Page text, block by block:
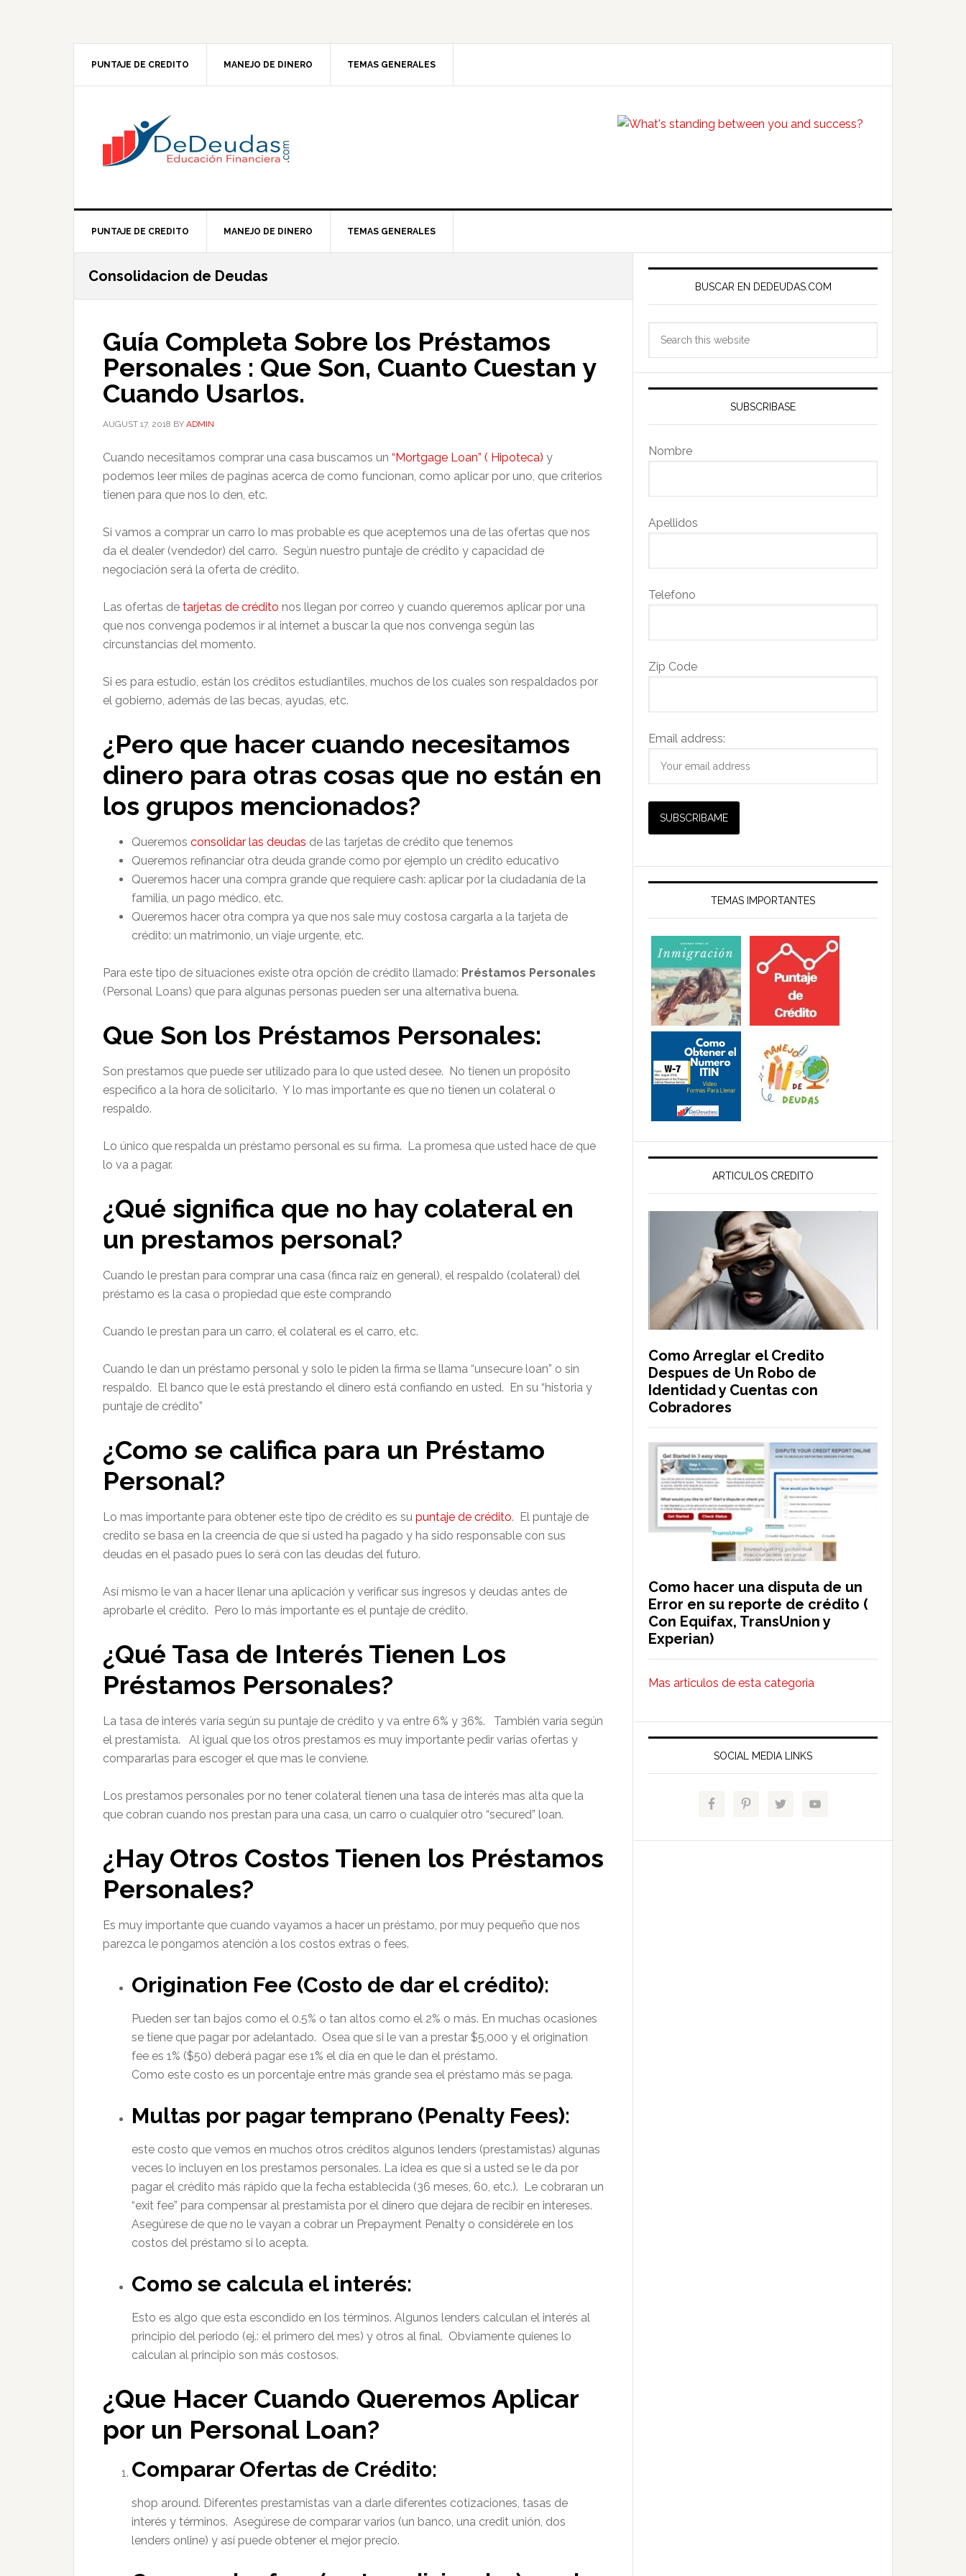
PUNTAJE DE CREDITO MANEJO DE DINERO TEMAS GENERALES
PUNTAJE DE CREDITO MANEJO DE DINERO TEMAS GENERALES
Consolidacion de Deudas
Guía Completa Sobre los Préstamos
Personales : Que Son, Cuanto Cuestan y
Cuando Usarlos.
AUGUST 17, 2018 BY ADMIN
Cuando necesitamos comprar una casa buscamos un “Mortgage Loan” ( Hipoteca) y
podemos leer miles de paginas acerca de como funcionan, como aplicar por uno, que criterios
tienen para que nos lo den, etc.
Si vamos a comprar un carro lo mas probable es que aceptemos una de las ofertas que nos
da el dealer (vendedor) del carro. Según nuestro puntaje de crédito y capacidad de
negociación será la oferta de crédito.
Las ofertas de tarjetas de crédito nos llegan por correo y cuando queremos aplicar por una
que nos convenga podemos ir al internet a buscar la que nos convenga según las
circunstancias del momento.
Si es para estudio, están los créditos estudiantiles, muchos de los cuales son respaldados por
el gobierno, además de las becas, ayudas, etc.
¿Pero que hacer cuando necesitamos
dinero para otras cosas que no están en
los grupos mencionados?
Queremos consolidar las deudas de las tarjetas de crédito que tenemos
Queremos refinanciar otra deuda grande como por ejemplo un crédito educativo
Queremos hacer una compra grande que requiere cash: aplicar por la ciudadanía de la
familia, un pago médico, etc.
Queremos hacer otra compra ya que nos sale muy costosa cargarla a la tarjeta de
crédito: un matrimonio, un viaje urgente, etc.
Para este tipo de situaciones existe otra opción de crédito llamado: Préstamos Personales
(Personal Loans) que para algunas personas pueden ser una alternativa buena.
Que Son los Préstamos Personales:
Son prestamos que puede ser utilizado para lo que usted desee. No tienen un propósito
especifico a la hora de solicitarlo. Y lo mas importante es que no tienen un colateral o
respaldo.
Lo único que respalda un préstamo personal es su firma. La promesa que usted hace de que
lo va a pagar.
¿Qué significa que no hay colateral en
un prestamos personal?
Cuando le prestan para comprar una casa (finca raíz en general), el respaldo (colateral) del
préstamo es la casa o propiedad que este comprando
Cuando le prestan para un carro, el colateral es el carro, etc.
Cuando le dan un préstamo personal y solo le piden la firma se llama “unsecure loan” o sin
respaldo. El banco que le está prestando el dinero está confiando en usted. En su “historia y
puntaje de crédito”
¿Como se califica para un Préstamo
Personal?
Lo mas importante para obtener este tipo de crédito es su puntaje de crédito. El puntaje de
credito se basa en la creencia de que si usted ha pagado y ha sido responsable con sus
deudas en el pasado pues lo será con las deudas del futuro.
Así mismo le van a hacer llenar una aplicación y verificar sus ingresos y deudas antes de
aprobarle el crédito. Pero lo más importante es el puntaje de crédito.
¿Qué Tasa de Interés Tienen Los
Préstamos Personales?
La tasa de interés varía según su puntaje de crédito y va entre 6% y 36%. También varía según
el prestamista. Al igual que los otros prestamos es muy importante pedir varias ofertas y
compararlas para escoger el que mas le conviene.
Los prestamos personales por no tener colateral tienen una tasa de interés mas alta que la
que cobran cuando nos prestan para una casa, un carro o cualquier otro “secured” loan.
¿Hay Otros Costos Tienen los Préstamos
Personales?
Es muy importante que cuando vayamos a hacer un préstamo, por muy pequeño que nos
parezca le pongamos atención a los costos extras o fees.
Origination Fee (Costo de dar el crédito):
Pueden ser tan bajos como el 0.5% o tan altos como el 2% o más. En muchas ocasiones
se tiene que pagar por adelantado. Osea que si le van a prestar $5,000 y el origination
fee es 1% ($50) deberá pagar ese 1% el día en que le dan el préstamo.
Como este costo es un porcentaje entre más grande sea el préstamo más se paga.
Multas por pagar temprano (Penalty Fees):
este costo que vemos en muchos otros créditos algunos lenders (prestamistas) algunas
veces lo incluyen en los prestamos personales. La idea es que si a usted se le da por
pagar el crédito más rápido que la fecha establecida (36 meses, 60, etc.). Le cobraran un
“exit fee” para compensar al prestamista por el dinero que dejara de recibir en intereses.
Asegúrese de que no le vayan a cobrar un Prepayment Penalty o considérele en los
costos del préstamo si lo acepta.
Como se calcula el interés:
Esto es algo que esta escondido en los términos. Algunos lenders calculan el interés al
principio del periodo (ej.: el primero del mes) y otros al final. Obviamente quienes lo
calculan al principio son más costosos.
¿Que Hacer Cuando Queremos Aplicar
por un Personal Loan?
Comparar Ofertas de Crédito:
shop around. Diferentes prestamistas van a darle diferentes cotizaciones, tasas de
interés y términos. Asegúrese de comparar varios (un banco, una credit unión, dos
lenders online) y así puede obtener el mejor precio.
Primary
SidebarBUSCAR EN DEDEUDAS.COM
SUBSCRIBASE
Nombre
Apellidos
Telefono
Zip Code
Email address:
TEMAS IMPORTANTES
ARTICULOS CREDITO
Como Arreglar el Credito
Despues de Un Robo de
Identidad y Cuentas con
Cobradores
Como hacer una disputa de un
Error en su reporte de crédito (
Con Equifax, TransUnion y
Experian)
Mas articulos de esta categoria
SOCIAL MEDIA LINKS